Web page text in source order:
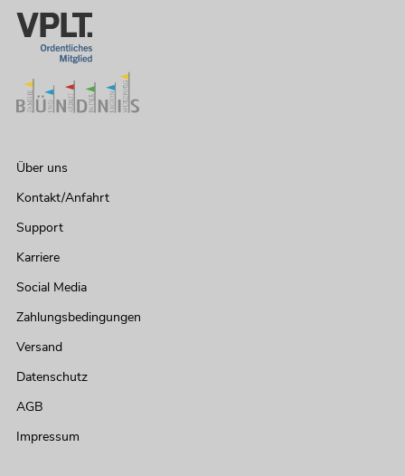
Über uns
Kontakt/Anfahrt
Support
Karriere
Social Media
Zahlungsbedingungen
Versand
Datenschutz
AGB
Impressum